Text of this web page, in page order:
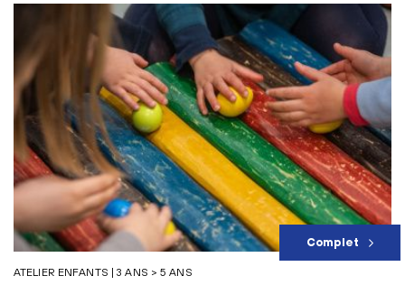
ATELIER ENFANTS | 3 ANS > 5 ANS
Complet